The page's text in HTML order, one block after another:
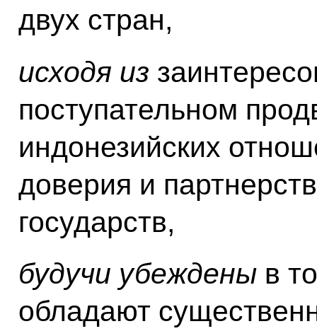
двух стран,
исходя из
поступательном
индонезийских
доверия и
государств,
будучи убежденыв
обладают